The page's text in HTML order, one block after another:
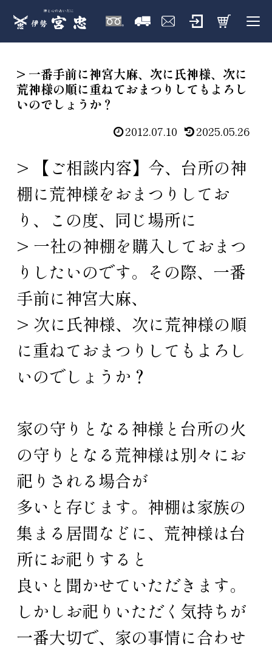
> 一番手前に神宮大麻、次に氏神様、次に
荒神様の順に重ねておまつりしてもよろし
いのでしょうか？
2012.07.10 2025.05.26
> 【ご相談内容】今、台所の神
棚に荒神様をおまつりしてお
り、この度、同じ場所に
> 一社の神棚を購入しておまつ
りしたいのです。その際、一番
手前に神宮大麻、
> 次に氏神様、次に荒神様の順
に重ねておまつりしてもよろし
いのでしょうか？
家の守りとなる神様と台所の火
の守りとなる荒神様は別々にお
祀りされる場合が
多いと存じます。神棚は家族の
集まる居間などに、荒神様は台
所にお祀りすると
良いと聞かせていただきます。
しかしお祀りいただく気持ちが
一番大切で、家の事情に合わせ